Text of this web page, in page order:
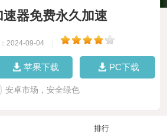
速器免费永久加速
2024-09-04
苹果下载 PC下载
安卓市场，安全绿色
排行